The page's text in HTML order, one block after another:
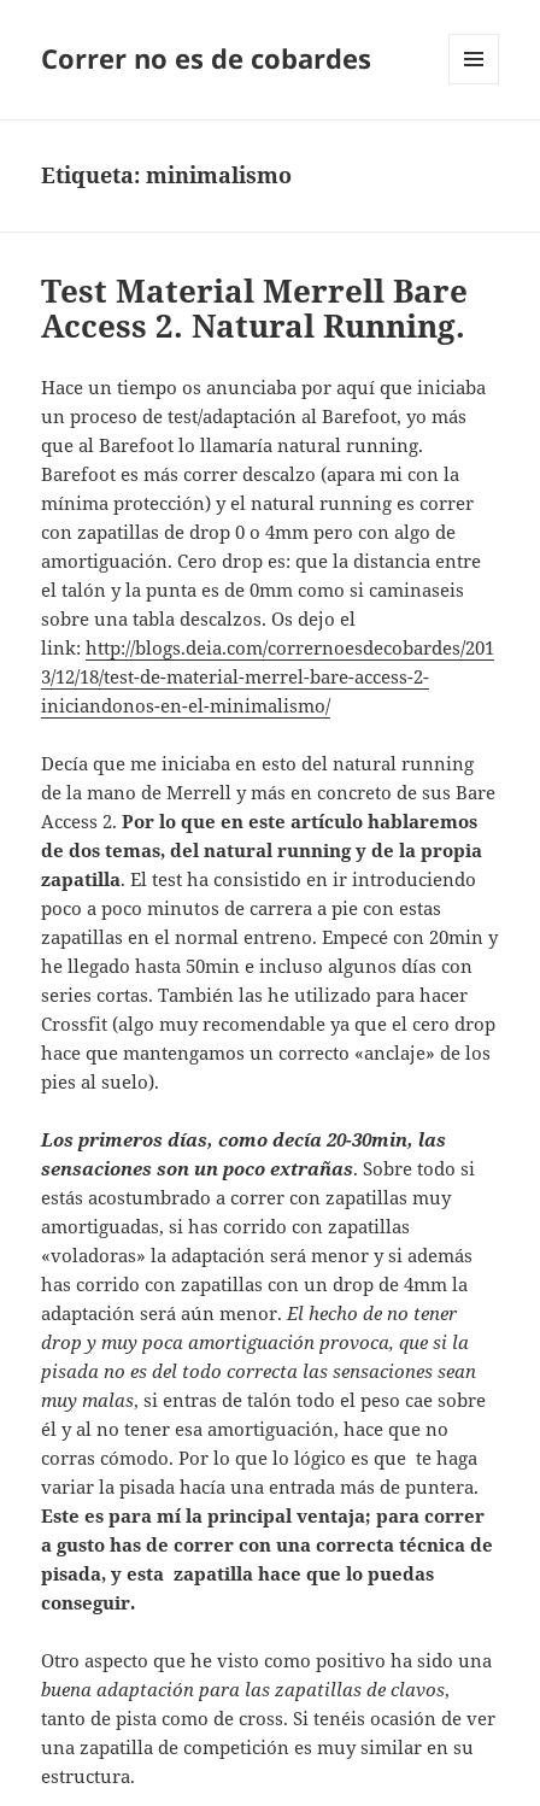
Correr no es de cobardes
Etiqueta:minimalismo
Test Material Merrell Bare
Access 2. Natural Running.
Hace un tiempo os anunciaba por aquí que iniciaba
un proceso de test/adaptación al Barefoot, yo más
que al Barefoot lo llamaría natural running.
Barefoot es más correr descalzo (apara mi con la
mínima protección) y el natural running es correr
con zapatillas de drop 0 o 4mm pero con algo de
amortiguación. Cero drop es: que la distancia entre
el talón y la punta es de 0mm como si caminaseis
sobre una tabla descalzos. Os dejo el
link:http://blogs.deia.com/corrernoesdecobardes/201
3/12/18/test-de-material-merrel-bare-access-2-
iniciandonos-en-el-minimalismo/
Decía que me iniciaba en esto del natural running
de la mano de Merrell y más en concreto de sus Bare
Access 2.Por lo que en este artículo hablaremos
de dos temas, del natural running y de la propia
zapatilla. El test ha consistido en ir introduciendo
poco a poco minutos de carrera a pie con estas
zapatillas en el normal entreno. Empecé con 20min y
he llegado hasta 50min e incluso algunos días con
series cortas. También las he utilizado para hacer
Crossfit (algo muy recomendable ya que el cero drop
hace que mantengamos un correcto «anclaje» de los
pies al suelo).
Los primeros días, como decía 20-30min, las
sensaciones son un poco extrañas. Sobre todo si
estás acostumbrado a correr con zapatillas muy
amortiguadas, si has corrido con zapatillas
«voladoras» la adaptación será menor y si además
has corrido con zapatillas con un drop de 4mm la
adaptación será aún menor.El hecho de no tener
drop y muy poca amortiguación provoca, que si la
pisada no es del todo correcta las sensaciones sean
muy malas, si entras de talón todo el peso cae sobre
él y al no tener esa amortiguación, hace que no
corras cómodo. Por lo que lo lógico es que te haga
variar la pisada hacía una entrada más de puntera.
Este es para mí la principal ventaja; para correr
a gusto has de correr con una correcta técnica de
pisada, y esta zapatilla hace que lo puedas
conseguir.
Otro aspecto que he visto como positivo ha sido una
buena adaptación para las zapatillas de clavos,
tanto de pista como de cross. Si tenéis ocasión de ver
una zapatilla de competición es muy similar en su
estructura.